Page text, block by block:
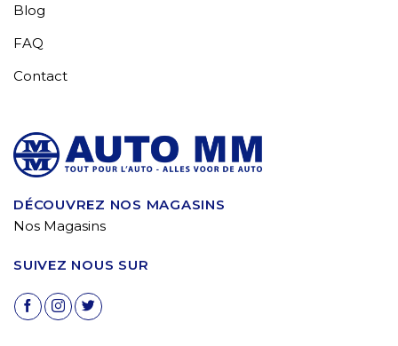
Blog
FAQ
Contact
DÉCOUVREZ NOS MAGASINS
Nos Magasins
SUIVEZ NOUS SUR